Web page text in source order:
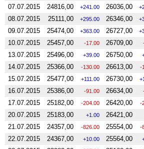
07.07.2015 24816,00 241.00 26036,00
08.07.2015 25111,00 295.00 26346,00
09.07.2015 25474,00 363.00 26727,00
10.07.2015 25457,00 -17.00 26709,00
13.07.2015 25496,00 39.00 26750,00
14.07.2015 25366,00 -130.00 26613,00 -
15.07.2015 25477,00 111.00 26730,00
16.07.2015 25386,00 -91.00 26634,00
17.07.2015 25182,00 -204.00 26420,00 -
20.07.2015 25183,00 1.00 26421,00
21.07.2015 24357,00 -826.00 25554,00 -
22.07.2015 24367,00 10.00 25564,00